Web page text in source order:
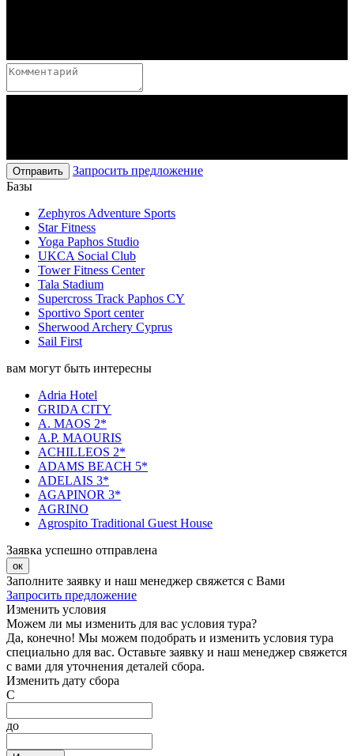
Отправить
Запросить предложение
Базы
Zephyros Adventure Sports
Star Fitness
Yoga Paphos Studio
UKCA Social Club
Tower Fitness Center
Tala Stadium
Supercross Track Paphos CY
Sportivo Sport center
Sherwood Archery Cyprus
Sail First
вам могут быть интересны
Adria Hotel
GRIDA CITY
A. MAOS 2*
A.P. MAOURIS
ACHILLEOS 2*
ADAMS BEACH 5*
ADELAIS 3*
AGAPINOR 3*
AGRINO
Agrospito Traditional Guest House
Заявка успешно отправлена
ок
Заполните заявку и наш менеджер свяжется с Вами
Запросить предложение
Изменить условия
Можем ли мы изменить для вас условия тура?
Да, конечно! Мы можем подобрать и изменить условия тура
специально для вас. Оставьте заявку и наш менеджер свяжется
с вами для уточнения деталей сбора.
Изменить дату сбора
С
до